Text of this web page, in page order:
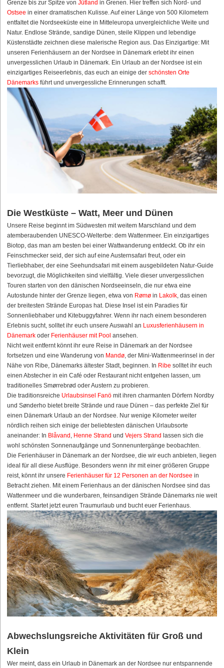
Grenze bis zur Spitze von Jütland in Grenen. Hier treffen sich Nord- und
Ostsee in einer dramatischen Kulisse. Auf einer Länge von 500 Kilometern
entfaltet die Nordseeküste eine in Mitteleuropa unvergleichliche Weite und
Natur. Endlose Strände, sandige Dünen, steile Klippen und lebendige
Küstenstädte zeichnen diese malerische Region aus. Das Einzigartige: Mit
unseren Ferienhäusern an der Nordsee in Dänemark erlebt ihr einen
unvergesslichen Urlaub in Dänemark. Ein Urlaub an der Nordsee ist ein
einzigartiges Reiseerlebnis, das euch an einige der schönsten Orte
Dänemarksführt und unvergessliche Erinnerungen schafft.
Die Westküste – Watt, Meer und Dünen
Unsere Reise beginnt im Südwesten mit weitem Marschland und dem
atemberaubenden UNESCO-Welterbe: dem Wattenmeer. Ein einzigartiges
Biotop, das man am besten bei einer Wattwanderung entdeckt. Ob ihr ein
Feinschmecker seid, der sich auf eine Austernsafari freut, oder ein
Tierliebhaber, der eine Seehundsafari mit einem ausgebildeten Natur-Guide
bevorzugt, die Möglichkeiten sind vielfältig. Viele dieser unvergesslichen
Touren starten von den dänischen Nordseeinseln, die nur etwa eine
Autostunde hinter der Grenze liegen, etwa von Rømøin Lakolk, das einen
der breitesten Strände Europas hat. Diese Insel ist ein Paradies für
Sonnenliebhaber und Kitebuggyfahrer. Wenn ihr nach einem besonderen
Erlebnis sucht, solltet ihr euch unsere Auswahl an Luxusferienhäusern in
Dänemarkoder Ferienhäuser mit Pool ansehen.
Nicht weit entfernt könnt ihr eure Reise in Dänemark an der Nordsee
fortsetzen und eine Wanderung von Mandø, der Mini-Wattenmeerinsel in der
Nähe von Ribe, Dänemarks ältester Stadt, beginnen. In Ribe solltet ihr euch
einen Abstecher in ein Café oder Restaurant nicht entgehen lassen, um
traditionelles Smørrebrød oder Austern zu probieren.
Die traditionsreiche Urlaubsinsel Fanömit ihren charmanten Dörfern Nordby
und Sønderho bietet breite Strände und raue Dünen – das perfekte Ziel für
einen Dänemark Urlaub an der Nordsee. Nur wenige Kilometer weiter
nördlich reihen sich einige der beliebtesten dänischen Urlaubsorte
aneinander: In Blåvand , Henne Strand und Vejers Strand lassen sich die
wohl schönsten Sonnenaufgänge und Sonnenuntergänge beobachten.
Die Ferienhäuser in Dänemark an der Nordsee, die wir euch anbieten, liegen
ideal für all diese Ausflüge. Besonders wenn ihr mit einer größeren Gruppe
reist, könnt ihr unsere Ferienhäuser für 12 Personen an der Nordsee in
Betracht ziehen. Mit einem Ferienhaus an der dänischen Nordsee sind das
Wattenmeer und die wunderbaren, feinsandigen Strände Dänemarks nie weit
entfernt. Startet jetzt euren Traumurlaub und bucht euer Ferienhaus.
Abwechslungsreiche Aktivitäten für Groß und
Klein
Wer meint, dass ein Urlaub in Dänemark an der Nordsee nur entspannende